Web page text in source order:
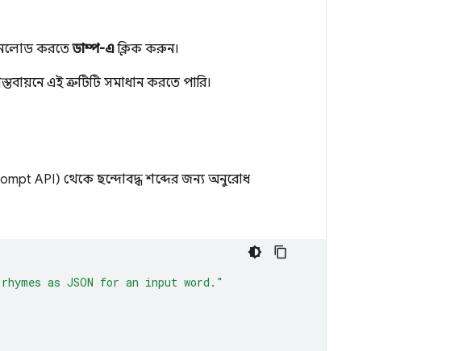
করতেডাম্প-এক্লিক করুন।
এই ত্রুটিটি সমাধান করতে পারি।
API) থেকে ছন্দোবদ্ধ শব্দের জন্য অনুরোধ
as JSON for an input word."